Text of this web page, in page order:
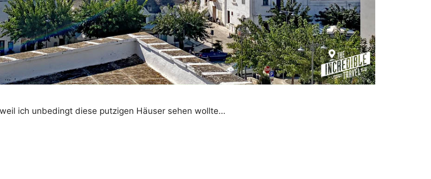
ich unbedingt diese putzigen Häuser sehen wollte…